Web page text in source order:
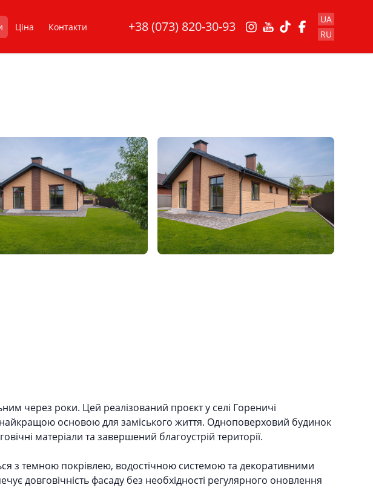
Ціна Контакти +38 (073) 820-30-93
UA
RU
через роки. Цей реалізований проєкт у селі Гореничі
основою для заміського життя. Одноповерховий будинок
матеріали та завершений благоустрій території.
з темною покрівлею, водостічною системою та декоративними
довговічність фасаду без необхідності регулярного оновлення